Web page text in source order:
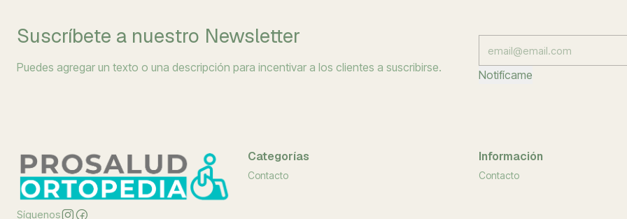
Suscríbete a nuestro Newsletter
Puedes agregar un texto o una descripción para incentivar a los clientes a suscribirse.
Notifícame
Síguenos
Categorías
Contacto
Información
Contacto